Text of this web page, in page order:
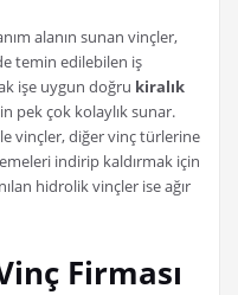
alanın sunan vinçler,
temin edilebilen iş
işe uygun doğru kiralık
pek çok kolaylık sunar.
vinçler, diğer vinç türlerine
indirip kaldırmak için
hidrolik vinçler ise ağır
Firması